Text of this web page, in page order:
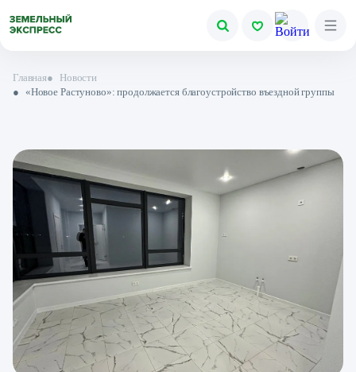
Главная●
Новости
● «Новое Растуново»: продолжается благоустройство въездной группы